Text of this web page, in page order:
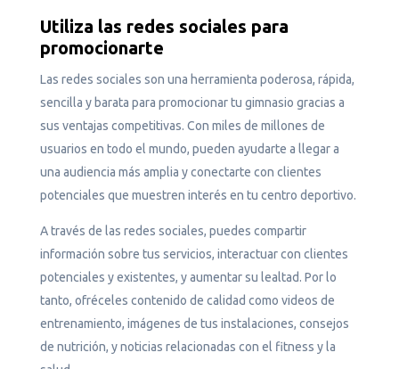
Utiliza las redes sociales para
promocionarte
Las redes sociales son una herramienta poderosa, rápida,
sencilla y barata para promocionar tu gimnasio gracias a
sus ventajas competitivas. Con miles de millones de
usuarios en todo el mundo, pueden ayudarte a llegar a
una audiencia más amplia y conectarte con clientes
potenciales que muestren interés en tu centro deportivo.
A través de las redes sociales, puedes compartir
información sobre tus servicios, interactuar con clientes
potenciales y existentes, y aumentar su lealtad. Por lo
tanto, ofréceles contenido de calidad como videos de
entrenamiento, imágenes de tus instalaciones, consejos
de nutrición, y noticias relacionadas con el fitness y la